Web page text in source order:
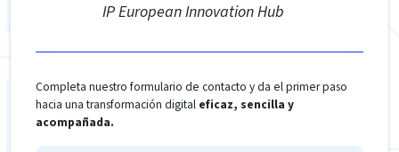
IP European Innovation Hub
Completa nuestro formulario de contacto y da el primer paso
hacia una transformación digital eficaz, sencilla y
acompañada.